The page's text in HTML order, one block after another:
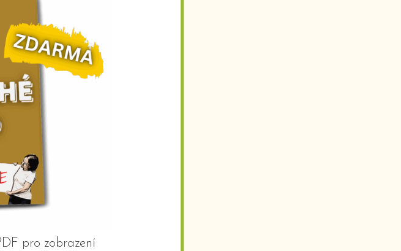
pro zobrazení